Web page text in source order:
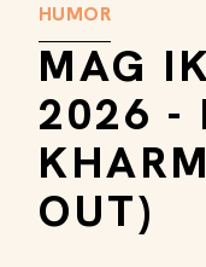
HUMOR
MAG
2026 -
OUT)